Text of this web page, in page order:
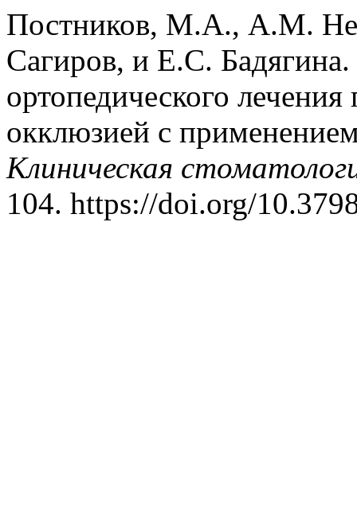
Постников, М.А., А.М.
Сагиров, и Е.С.
ортопедического
окклюзией с
Клиническая
104. https://doi.org/